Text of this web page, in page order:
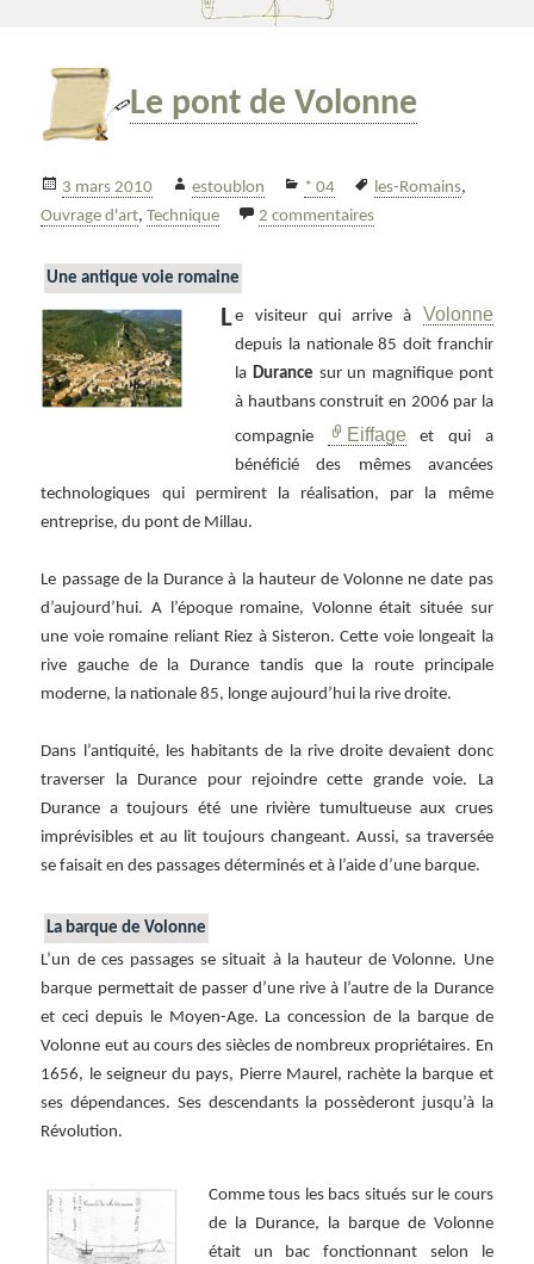
Le pont de Volonne
Publié
le
3 mars 2010 Auteur
estoublon Catégories
* 04
Mots-
clés
les-Romains,
Ouvrage d'art,Technique 2 commentairessur Le pont de
Une antique voie romaine
Le visiteur qui arrive à Volonne
depuis la nationale 85 doit franchir
la Durance sur un magnifique pont
à hautbans construit en 2006 par la
compagnie
Eiffageet qui a
bénéficié des mêmes avancées
technologiques qui permirent la réalisation, par la même
entreprise, du pont de Millau.
Le passage de la Durance à la hauteur de Volonne ne date pas
d’aujourd’hui. A l’époque romaine, Volonne était située sur
une voie romaine reliant Riez à Sisteron. Cette voie longeait la
rive gauche de la Durance tandis que la route principale
moderne, la nationale 85, longe aujourd’hui la rive droite.
Dans l’antiquité, les habitants de la rive droite devaient donc
traverser la Durance pour rejoindre cette grande voie. La
Durance a toujours été une rivière tumultueuse aux crues
imprévisibles et au lit toujours changeant. Aussi, sa traversée
se faisait en des passages déterminés et à l’aide d’une barque.
La barque de Volonne
L’un de ces passages se situait à la hauteur de Volonne. Une
barque permettait de passer d’une rive à l’autre de la Durance
et ceci depuis le Moyen-Age. La concession de la barque de
Volonne eut au cours des siècles de nombreux propriétaires. En
1656, le seigneur du pays, Pierre Maurel, rachète la barque et
ses dépendances. Ses descendants la possèderont jusqu’à la
Révolution.
Comme tous les bacs situés sur le cours
de la Durance, la barque de Volonne
était un bac fonctionnant selon le